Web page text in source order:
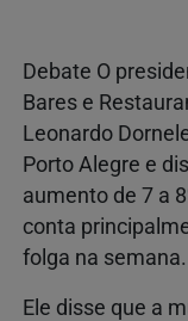
Debate O
Bares e
Leonardo
Porto Alegre e
aumento de 7 a
conta
folga na semana.
Ele disse que a